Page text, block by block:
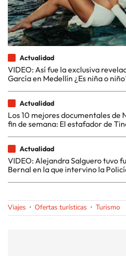
Actualidad
VIDEO: Así fue la exclusiva
García en Medellín ¿Es niña o
Actualidad
Los 10 mejores documentales de
fin de semana: El estafador de
Actualidad
VIDEO: Alejandra Salguero tuvo
Bernal en la que intervino la
Viajes Ofertas turísticas Turismo